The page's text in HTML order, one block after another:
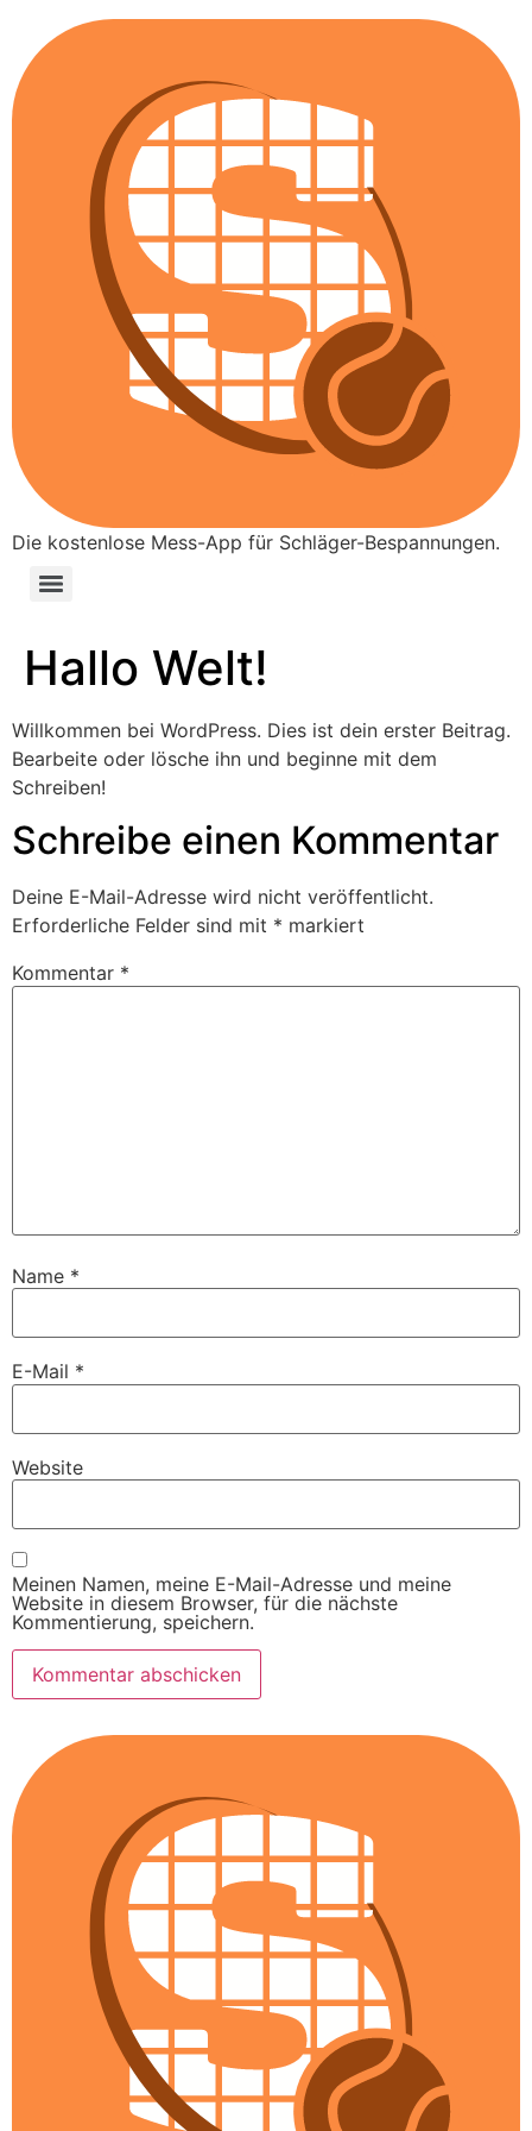
Die kostenlose Mess-App für Schläger-Bespannungen.
Hallo Welt!
Willkommen bei WordPress. Dies ist dein erster Beitrag.
Bearbeite oder lösche ihn und beginne mit dem
Schreiben!
Schreibe einen Kommentar
Deine E-Mail-Adresse wird nicht veröffentlicht.
Erforderliche Felder sind mit * markiert
Kommentar *
Name *
E-Mail *
Website
Meinen Namen, meine E-Mail-Adresse und meine
Website in diesem Browser, für die nächste
Kommentierung, speichern.